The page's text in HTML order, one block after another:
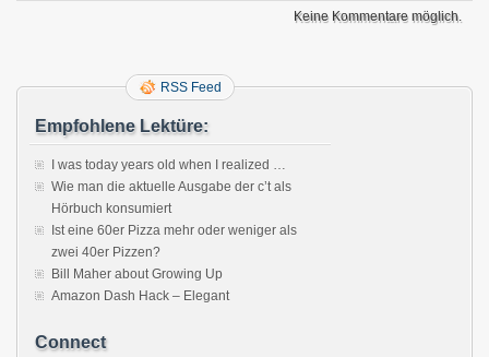
Keine Kommentare möglich.
RSS Feed
Empfohlene Lektüre:
I was today years old when I realized …
Wie man die aktuelle Ausgabe der c’t als
Hörbuch konsumiert
Ist eine 60er Pizza mehr oder weniger als
zwei 40er Pizzen?
Bill Maher about Growing Up
Amazon Dash Hack – Elegant
Connect